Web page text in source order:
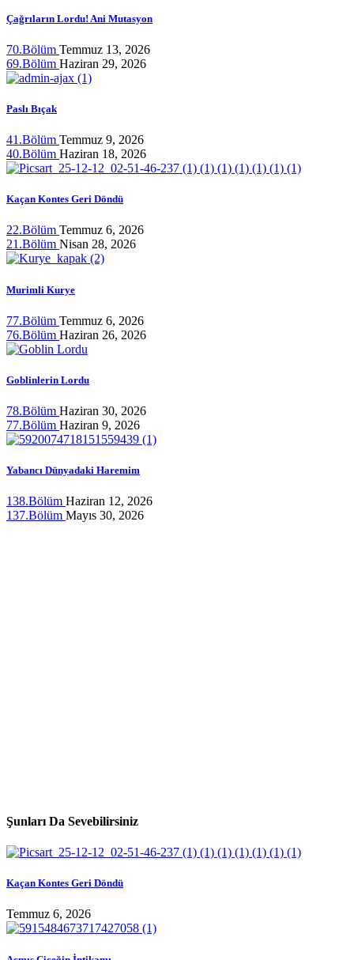
Çağrıların Lordu! Ani Mutasyon
70.Bölüm Temmuz 13, 2026
69.Bölüm Haziran 29, 2026
Paslı Bıçak
41.Bölüm Temmuz 9, 2026
40.Bölüm Haziran 18, 2026
Kaçan Kontes Geri Döndü
22.Bölüm Temmuz 6, 2026
21.Bölüm Nisan 28, 2026
Murimli Kurye
77.Bölüm Temmuz 6, 2026
76.Bölüm Haziran 26, 2026
Goblinlerin Lordu
78.Bölüm Haziran 30, 2026
77.Bölüm Haziran 9, 2026
Yabancı Dünyadaki Haremim
138.Bölüm Haziran 12, 2026
137.Bölüm Mayıs 30, 2026
Şunları Da Sevebilirsiniz
Kaçan Kontes Geri Döndü
Temmuz 6, 2026